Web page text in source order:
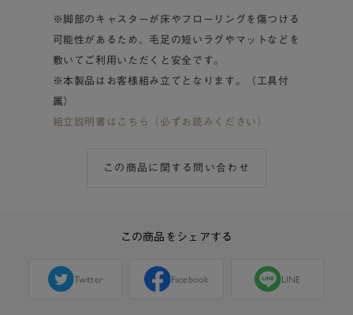
※脚部のキャスターが床やフローリングを傷つける
可能性があるため、毛足の短いラグやマットなどを
敷いてご利用いただくと安全です。
※本製品はお客様組み立てとなります。（工具付
属）
組立説明書はこちら（必ずお読みください）
この商品に関する問い合わせ
この商品をシェアする
Twitter Facebook LINE